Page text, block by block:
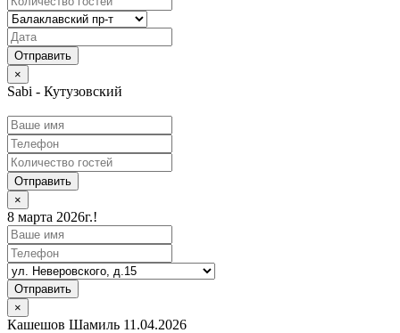
×
Sabi - Кутузовский
Отправить
×
8 марта 2026г.!
Отправить
×
Кашешов Шамиль 11.04.2026